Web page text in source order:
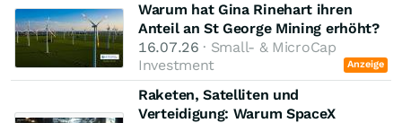
Warum hat Gina Rinehart ihren
Anteil an St George Mining erhöht?
16.07.26 · Small- & MicroCap
Investment
Anzeige
Raketen, Satelliten und
Verteidigung: Warum SpaceX